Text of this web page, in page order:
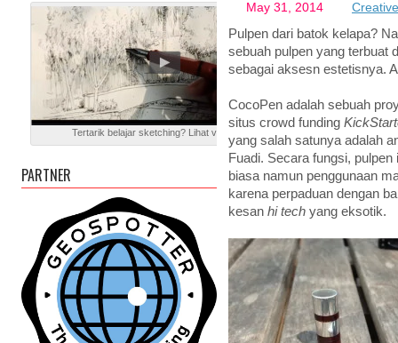
May 31, 2014 Creative
Pulpen dari batok kelapa?
sebuah pulpen yang terbuat
sebagai aksesn estetisnya.
CocoPen adalah sebuah
situs crowd funding
yang salah satunya adalah
Fuadi. Secara fungsi,
biasa namun penggunaan
karena perpaduan dengan
kesan hi tech yang eksotik.
Tertarik belajar sketching? Lihat video blog ini
PARTNER